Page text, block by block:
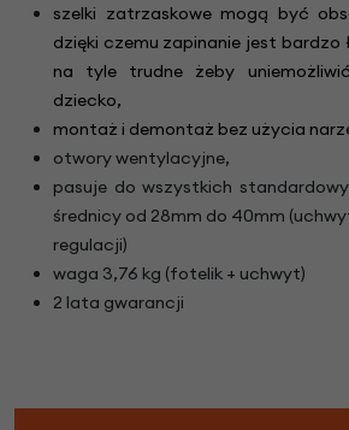
szelki zatrzaskowe mogą być
dzięki czemu zapinanie jest bardzo
na tyle trudne żeby
dziecko,
montaż i demontaż bez użycia
otwory wentylacyjne,
pasuje do wszystkich
średnicy od 28mm do 40mm
regulacji)
waga 3,76 kg (fotelik + uchwyt)
2 lata gwarancji